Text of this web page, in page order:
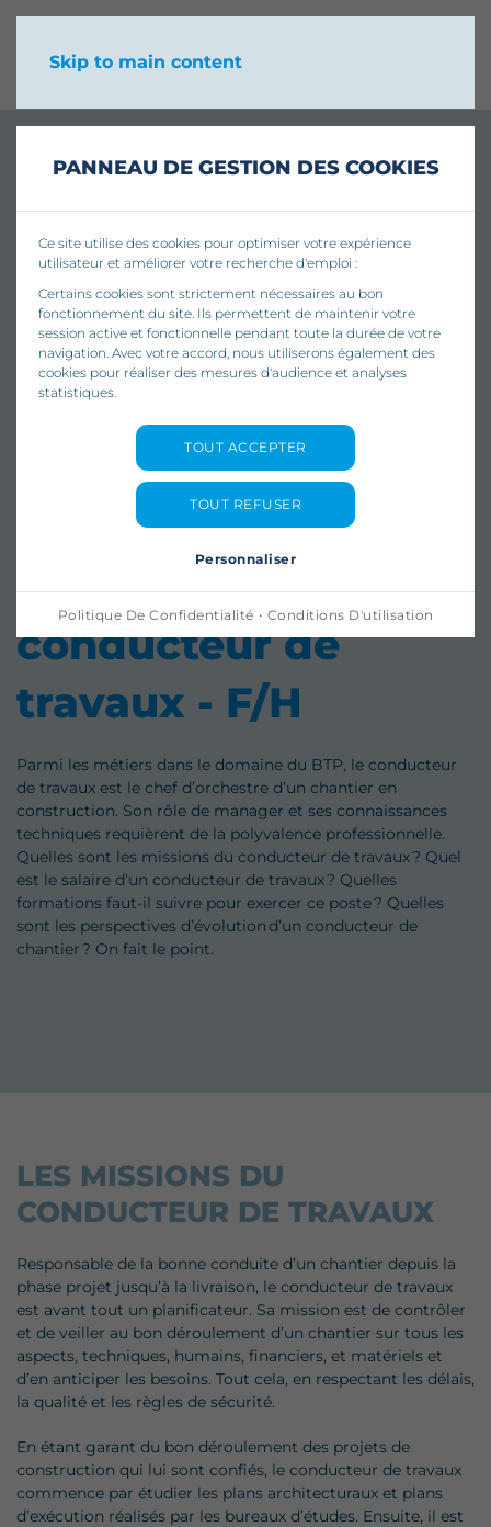
PANNEAU DE GESTION DES COOKIES
Ce site utilise des cookies pour optimiser votre expérience
utilisateur et améliorer votre recherche d'emploi :
Certains cookies sont strictement nécessaires au bon
fonctionnement du site. Ils permettent de maintenir votre
session active et fonctionnelle pendant toute la durée de votre
navigation. Avec votre accord, nous utiliserons également des
cookies pour réaliser des mesures d'audience et analyses
statistiques.
TOUT ACCEPTER
TOUT REFUSER
Personnaliser
Politique De Confidentialité · Conditions D'utilisation
Skip to main content
Le métier de
conducteur de
travaux - F/H
Parmi les métiers dans le domaine du BTP, le conducteur
de travaux est le chef d’orchestre d’un chantier en
construction. Son rôle de manager et ses connaissances
techniques requièrent de la polyvalence professionnelle.
Quelles sont les missions du conducteur de travaux ? Quel
est le salaire d’un conducteur de travaux ? Quelles
formations faut-il suivre pour exercer ce poste ? Quelles
sont les perspectives d’évolution d’un conducteur de
chantier ? On fait le point.
LES MISSIONS DU
CONDUCTEUR DE TRAVAUX
Responsable de la bonne conduite d’un chantier depuis la
phase projet jusqu’à la livraison, le conducteur de travaux
est avant tout un planificateur. Sa mission est de contrôler
et de veiller au bon déroulement d’un chantier sur tous les
aspects, techniques, humains, financiers, et matériels et
d’en anticiper les besoins. Tout cela, en respectant les délais,
la qualité et les règles de sécurité.
En étant garant du bon déroulement des projets de
construction qui lui sont confiés, le conducteur de travaux
commence par étudier les plans architecturaux et plans
d’exécution réalisés par les bureaux d’études. Ensuite, il est